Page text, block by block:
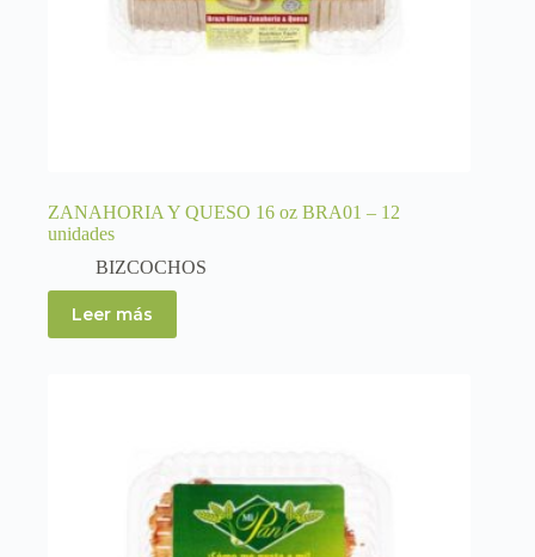
ZANAHORIA Y QUESO 16 oz BRA01 – 12
unidades
BIZCOCHOS
Leer más